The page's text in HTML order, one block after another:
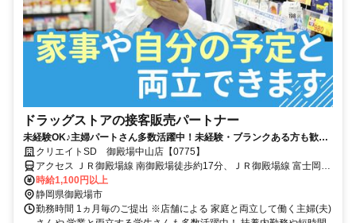
ドラッグストアの接客販売パートナー
未経験OK♪主婦パートさん多数活躍中！未経験・ブランクある方も歓
迎！自動釣銭レジ有で安心◎嬉しい社員割引あり
クリエイトSD 御殿場中山店【0775】
アクセス ＪＲ御殿場線 南御殿場徒歩約17分、ＪＲ御殿場線 富士岡徒
歩約19分、ＪＲ御殿場線 御殿場富士山口徒歩約55分
時給1,100円以上
静岡県御殿場市
勤務時間 1ヵ月毎のご提出 ※店舗による 家庭と両立して働く主婦(夫)